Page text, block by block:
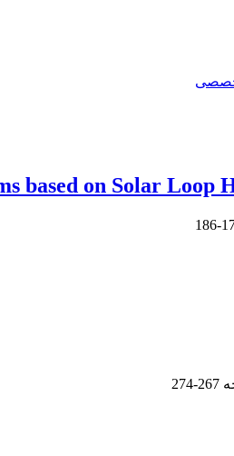
based on Solar Loop
267-274